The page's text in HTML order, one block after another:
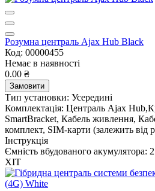
Розумна централь Ajax Hub Black
Код: 00000455
Немає в наявності
0.00 ₴
Замовити
Тип установки: Усередині
Комплектація: Централь Ajax
SmartBracket, Кабель живлення,
комплект, SIM-карти (залежить від
Інструкція
Ємність вбудованого акумулятора:
ХІТ